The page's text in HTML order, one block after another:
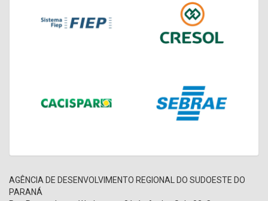
AGÊNCIA DE DESENVOLVIMENTO REGIONAL DO SUDOESTE DO
PARANÁ